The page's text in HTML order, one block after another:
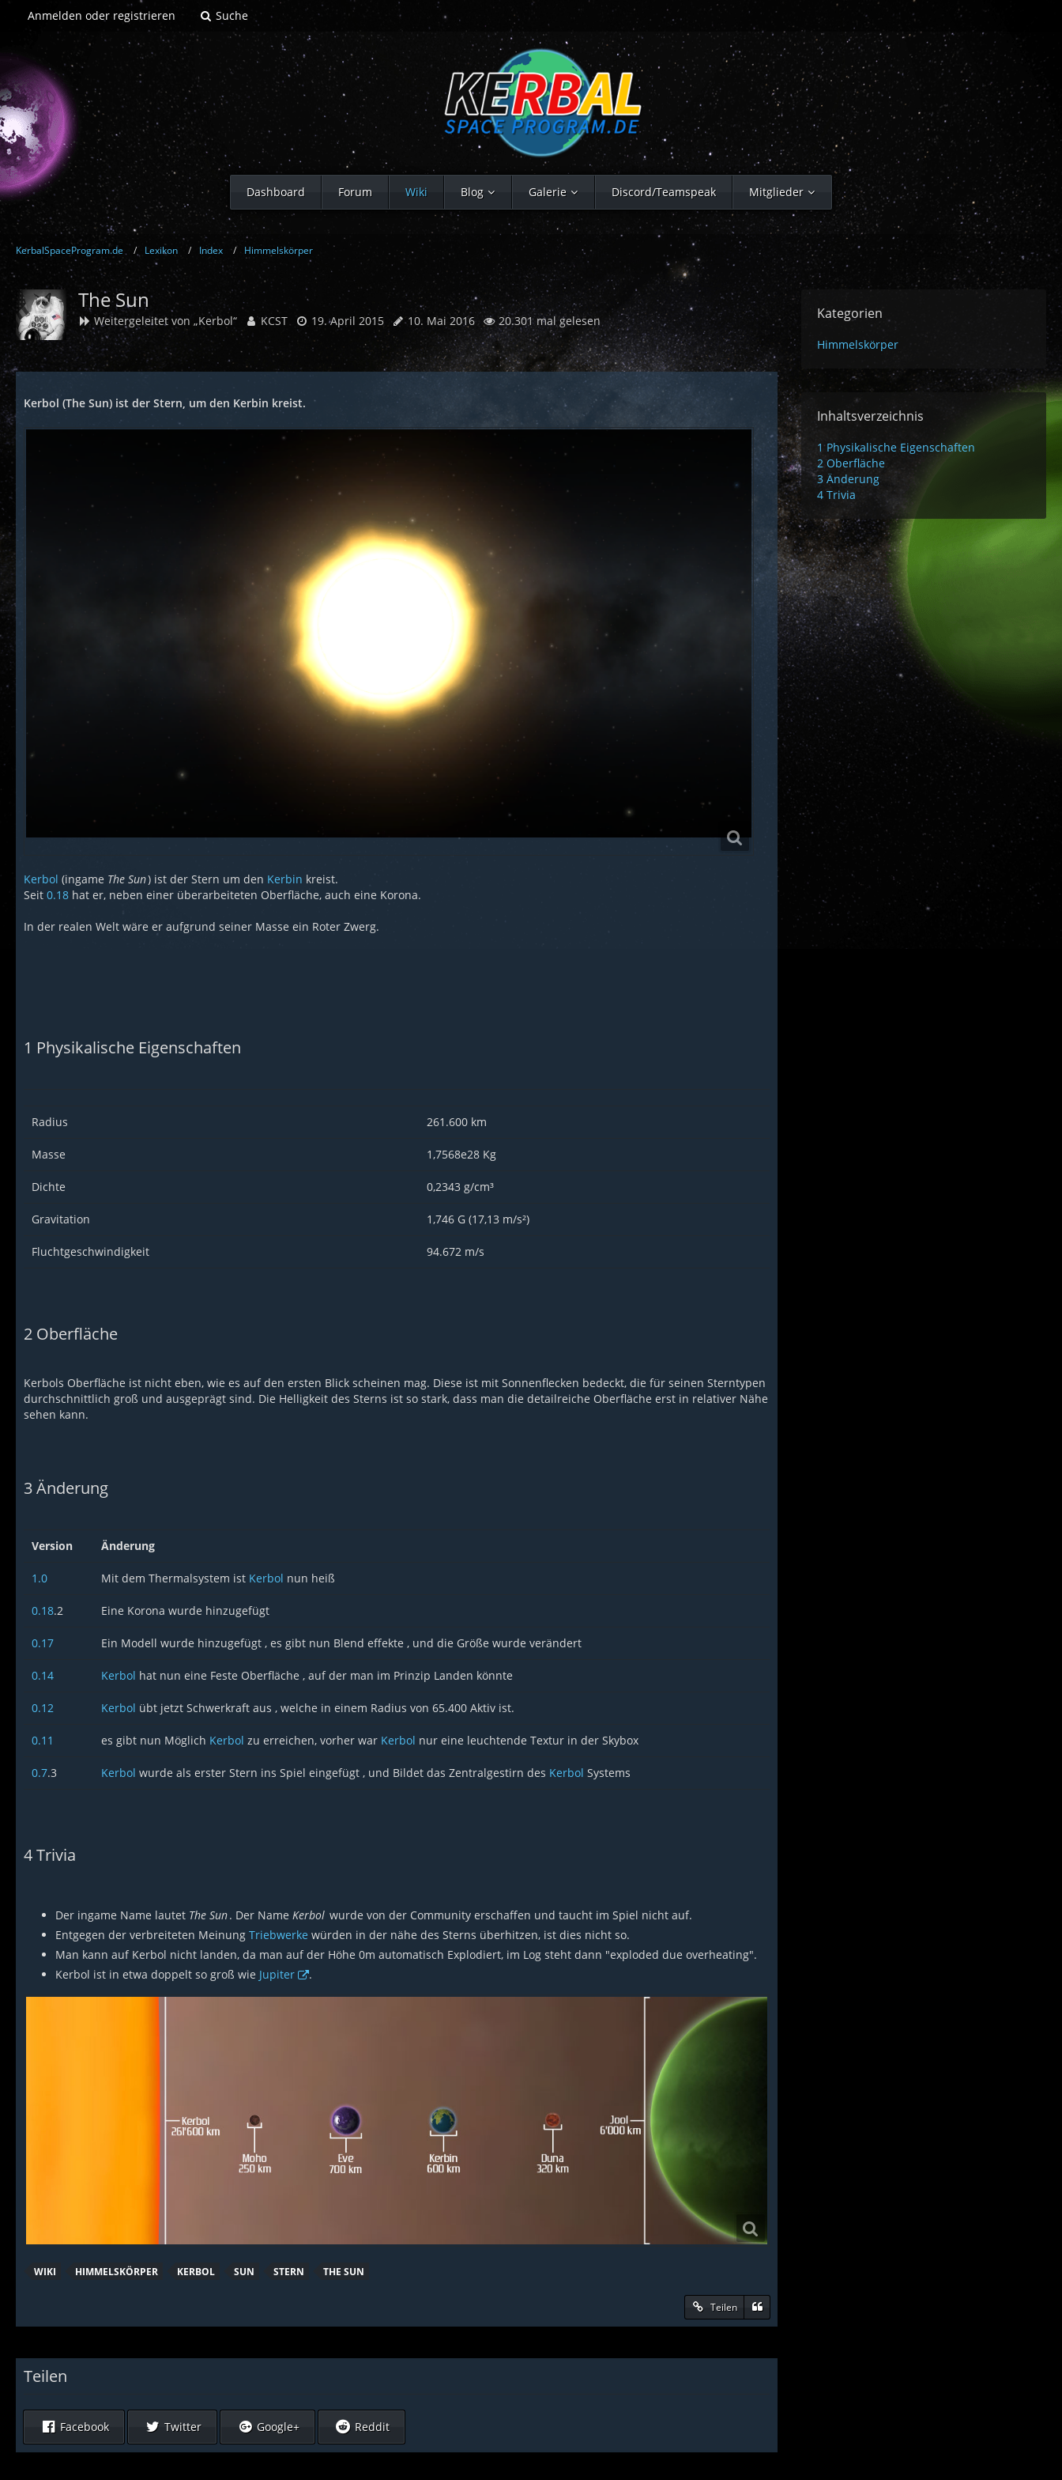
Anmelden oder registrieren Suche
Dashboard Forum Wiki Blog Galerie Discord/Teamspeak Mitglieder
KerbalSpaceProgram.de Lexikon Index Himmelskörper
The Sun
Weitergeleitet von „Kerbol“ KCST 19. April 2015 10. Mai 2016 20.301 mal gelesen
Kerbol (The Sun) ist der Stern, um den Kerbin kreist.
Kerbol (ingame The Sun) ist der Stern um den Kerbin kreist.
Seit 0.18 hat er, neben einer überarbeiteten Oberfläche, auch eine Korona.
In der realen Welt wäre er aufgrund seiner Masse ein Roter Zwerg.
1 Physikalische Eigenschaften
Radius 261.600 km
Masse 1,7568e28 Kg
Dichte 0,2343 g/cm³
Gravitation 1,746 G (17,13 m/s²)
Fluchtgeschwindigkeit 94.672 m/s
2 Oberfläche
Kerbols Oberfläche ist nicht eben, wie es auf den ersten Blick scheinen mag. Diese ist mit Sonnenflecken bedeckt, die für seinen Sterntypen
durchschnittlich groß und ausgeprägt sind. Die Helligkeit des Sterns ist so stark, dass man die detailreiche Oberfläche erst in relativer Nähe
sehen kann.
3Änderung
Version Änderung
1.0 Mit dem Thermalsystem ist Kerbol nun heiß
0.18.2 Eine Korona wurde hinzugefügt
0.17 Ein Modell wurde hinzugefügt , es gibt nun Blend effekte , und die Größe wurde verändert
0.14 Kerbol hat nun eine Feste Oberfläche , auf der man im Prinzip Landen könnte
0.12 Kerbol übt jetzt Schwerkraft aus , welche in einem Radius von 65.400 Aktiv ist.
0.11 es gibt nun Möglich Kerbol zu erreichen, vorher war Kerbol nur eine leuchtende Textur in der Skybox
0.7.3 Kerbol wurde als erster Stern ins Spiel eingefügt , und Bildet das Zentralgestirn des Kerbol Systems
4Trivia
Der ingame Name lautet The Sun. Der Name Kerbol wurde von der Community erschaffen und taucht im Spiel nicht auf.
Entgegen der verbreiteten Meinung Triebwerke würden in der nähe des Sterns überhitzen, ist dies nicht so.
Man kann auf Kerbol nicht landen, da man auf der Höhe 0m automatisch Explodiert, im Log steht dann "exploded due overheating".
Kerbol ist in etwa doppelt so groß wie Jupiter .
WIKI HIMMELSKÖRPER KERBOL SUN STERN THE SUN
Teilen
Teilen
Facebook Twitter Google+ Reddit
Kategorien
Himmelskörper
Inhaltsverzeichnis
1 Physikalische Eigenschaften
2Oberfläche
3 Änderung
4 Trivia